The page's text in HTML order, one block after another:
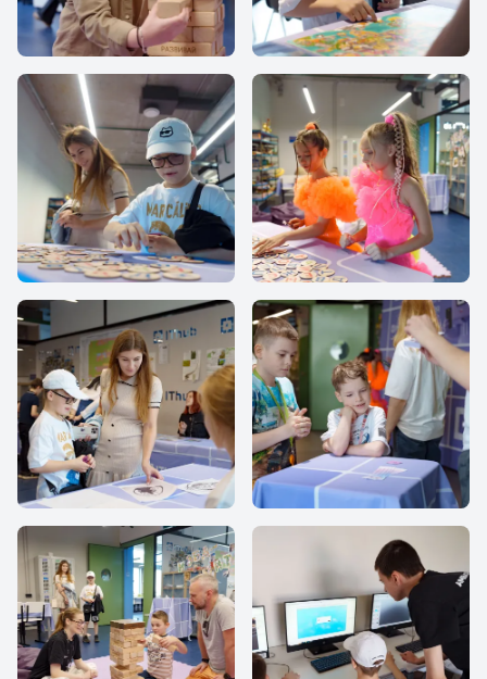
IThub school IThub school
IThub school IThub school
IThub school